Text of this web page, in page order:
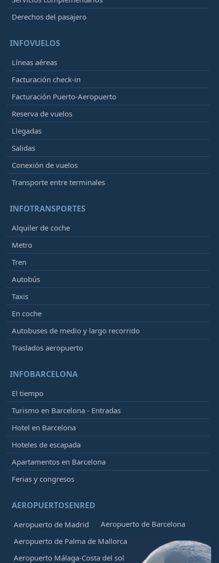
Derechos del pasajero
INFOVUELOS
Líneas aéreas
Facturación check-in
Facturación Puerto-Aeropuerto
Reserva de vuelos
Llegadas
Salidas
Conexión de vuelos
Transporte entre terminales
INFOTRANSPORTES
Alquiler de coche
Metro
Tren
Autobús
Taxis
En coche
Autobuses de medio y largo recorrido
Traslados aeropuerto
INFOBARCELONA
El tiempo
Turismo en Barcelona - Entradas
Hotel en Barcelona
Hoteles de escapada
Apartamentos en Barcelona
Ferias y congresos
AEROPUERTOSENRED
Aeropuerto de Madrid
Aeropuerto de Barcelona
Aeropuerto de Palma de Mallorca
Aeropuerto Málaga-Costa del sol